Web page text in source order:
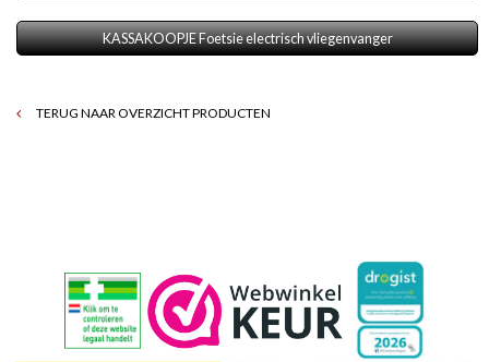
KASSAKOOPJE Foetsie electrisch vliegenvanger
TERUG NAAR OVERZICHT PRODUCTEN